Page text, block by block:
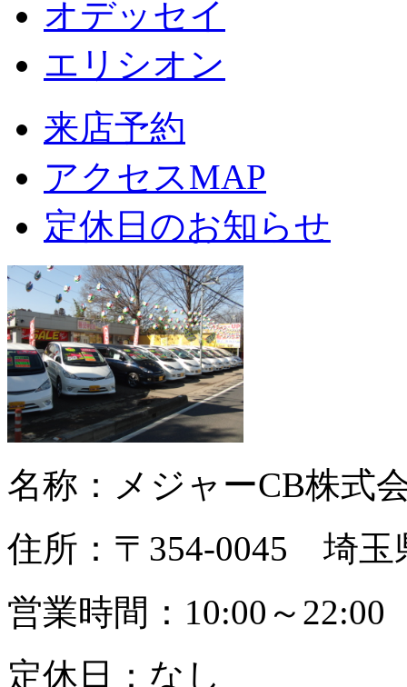
オデッセイ
エリシオン
来店予約
アクセスMAP
定休日のお知らせ
名称：メジャーCB株式
住所：〒354-0045 埼玉
営業時間：10:00～22:00
定休日：なし